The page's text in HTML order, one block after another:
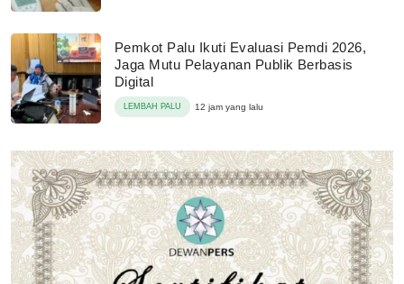
Pemkot Palu Ikuti Evaluasi Pemdi 2026,
Jaga Mutu Pelayanan Publik Berbasis
Digital
LEMBAH PALU 12 jam yang lalu